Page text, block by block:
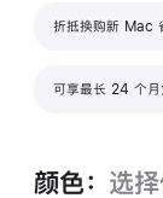
折抵换购新 Mac
可享最长 24 个月
(在新窗口中打开)
颜色： 选